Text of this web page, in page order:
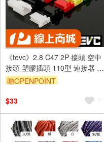
《tevc》2.8 C47 2P 接頭 空中
接頭 塑膠插頭 110型 連接器 快
速公母端子插座 電線接頭
贈OPENPOINT
$33